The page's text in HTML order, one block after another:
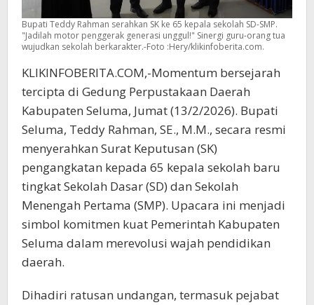
Bupati Teddy Rahman serahkan SK ke 65 kepala sekolah SD-SMP.
"Jadilah motor penggerak generasi unggul!" Sinergi guru-orang tua
wujudkan sekolah berkarakter.-Foto :Hery/klikinfoberita.com.
KLIKINFOBERITA.COM,-Momentum bersejarah
tercipta di Gedung Perpustakaan Daerah
Kabupaten Seluma, Jumat (13/2/2026). Bupati
Seluma, Teddy Rahman, SE., M.M., secara resmi
menyerahkan Surat Keputusan (SK)
pengangkatan kepada 65 kepala sekolah baru
tingkat Sekolah Dasar (SD) dan Sekolah
Menengah Pertama (SMP). Upacara ini menjadi
simbol komitmen kuat Pemerintah Kabupaten
Seluma dalam merevolusi wajah pendidikan
daerah.
Dihadiri ratusan undangan, termasuk pejabat